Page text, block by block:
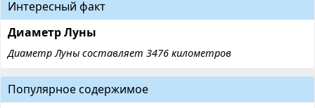
Интересный факт
Диаметр Луны
Диаметр Луны составляет 3476 километров
Популярное содержимое